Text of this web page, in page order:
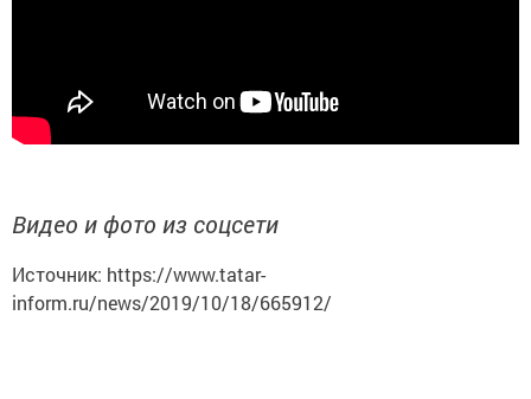
Видео и фото из соцсети
Источник: https://www.tatar-
inform.ru/news/2019/10/18/665912/